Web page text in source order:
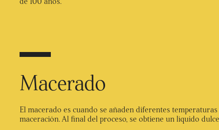
Macerado
El macerado es cuando se añaden diferentes
maceración. Al final del proceso, se obtiene un líquido